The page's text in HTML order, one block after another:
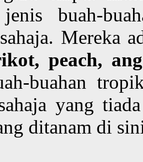
buah-
Mereka
peach,
buahan
yang
ditanam di